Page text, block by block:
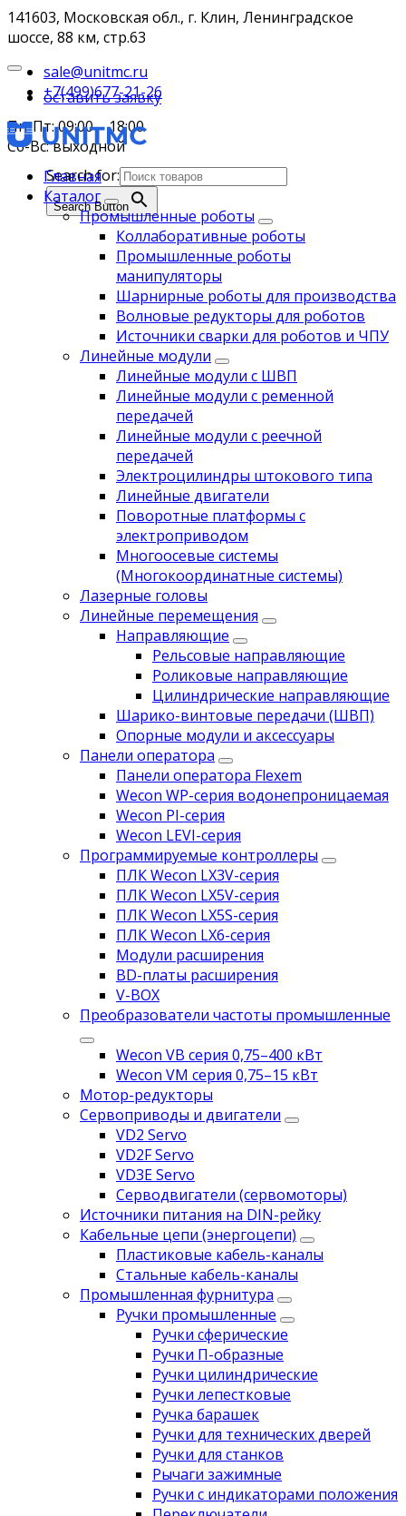
141603, Московская обл., г. Клин, Ленинградское
шоссе, 88 км, стр.63
sale@unitmc.ru
+7(499)677-21-26
Пн-Пт: 09:00 – 18:00
Сб-Вс: выходной
Search for:
Search Button
оставить заявку
Главная
Каталог
Промышленные роботы
Коллаборативные роботы
Промышленные роботы
манипуляторы
Шарнирные роботы для производства
Волновые редукторы для роботов
Источники сварки для роботов и ЧПУ
Линейные модули
Линейные модули с ШВП
Линейные модули с ременной
передачей
Линейные модули с реечной
передачей
Электроцилиндры штокового типа
Линейные двигатели
Поворотные платформы с
электроприводом
Многоосевые системы
(Многокоординатные системы)
Лазерные головы
Линейные перемещения
Направляющие
Рельсовые направляющие
Роликовые направляющие
Цилиндрические направляющие
Шарико-винтовые передачи (ШВП)
Опорные модули и аксессуары
Панели оператора
Панели оператора Flexem
Wecon WP-серия водонепроницаемая
Wecon PI-серия
Wecon LEVI-серия
Программируемые контроллеры
ПЛК Wecon LX3V-серия
ПЛК Wecon LX5V-серия
ПЛК Wecon LX5S-серия
ПЛК Wecon LX6-серия
Модули расширения
BD-платы расширения
V-BOX
Преобразователи частоты промышленные
Wecon VB серия 0,75–400 кВт
Wecon VM серия 0,75–15 кВт
Мотор-редукторы
Сервоприводы и двигатели
VD2 Servo
VD2F Servo
VD3E Servo
Серводвигатели (сервомоторы)
Источники питания на DIN-рейку
Кабельные цепи (энергоцепи)
Пластиковые кабель-каналы
Стальные кабель-каналы
Промышленная фурнитура
Ручки промышленные
Ручки сферические
Ручки П-образные
Ручки цилиндрические
Ручки лепестковые
Ручка барашек
Ручки для технических дверей
Ручки для станков
Рычаги зажимные
Ручки с индикаторами положения